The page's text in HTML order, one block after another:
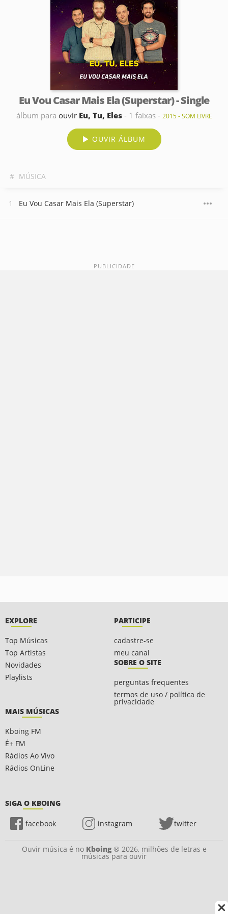
Eu Vou Casar Mais Ela (Superstar) - Single
álbum para ouvir Eu, Tu, Eles- 1 faixas - 2015 - SOM LIVRE
OUVIR ÁLBUM
# MÚSICA
Eu Vou Casar Mais Ela (Superstar)
EXPLORE
Top Músicas
Top Artistas
Novidades
Playlists
PARTICIPE
cadastre-se
meu canal
SOBRE O SITE
perguntas frequentes
termos de uso / política de
privacidade
MAIS MÚSICAS
Kboing FM
É+ FM
Rádios Ao Vivo
Rádios OnLine
SIGA O KBOING
facebook instagram twitter
Ouvir música é no Kboing® 2026, milhões de letras e
músicas para ouvir